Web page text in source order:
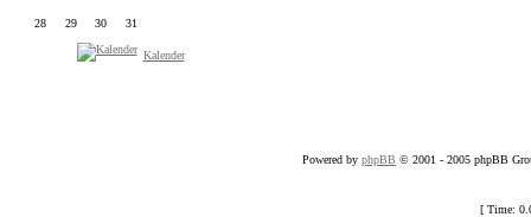
28 29 30 31
Kalender
Powered by phpBB © 2001 - 2005 phpBB
[ Time: